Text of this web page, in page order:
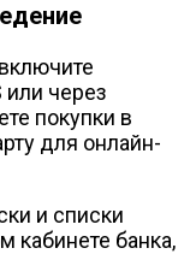
через
покупки в
для онлайн-
и списки
кабинете банка,